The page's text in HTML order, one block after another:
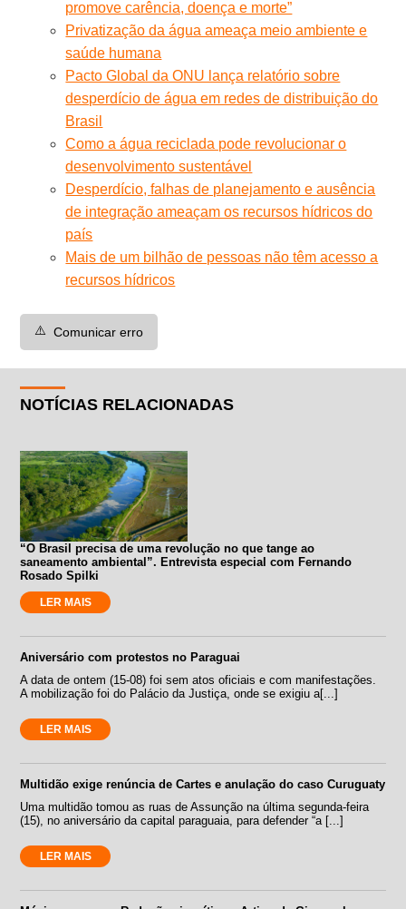
promove carência, doença e morte”
Privatização da água ameaça meio ambiente e
saúde humana
Pacto Global da ONU lança relatório sobre
desperdício de água em redes de distribuição do
Brasil
Como a água reciclada pode revolucionar o
desenvolvimento sustentável
Desperdício, falhas de planejamento e ausência
de integração ameaçam os recursos hídricos do
país
Mais de um bilhão de pessoas não têm acesso a
recursos hídricos
⚠️ Comunicar erro
NOTÍCIAS RELACIONADAS
“O Brasil precisa de uma revolução no que tange ao
saneamento ambiental”. Entrevista especial com Fernando
Rosado Spilki
LER MAIS
Aniversário com protestos no Paraguai
A data de ontem (15-08) foi sem atos oficiais e com manifestações.
A mobilização foi do Palácio da Justiça, onde se exigiu a[...]
LER MAIS
Multidão exige renúncia de Cartes e anulação do caso Curuguaty
Uma multidão tomou as ruas de Assunção na última segunda-feira
(15), no aniversário da capital paraguaia, para defender “a [...]
LER MAIS